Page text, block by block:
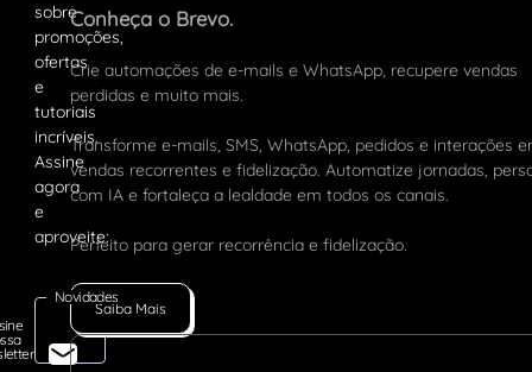
Novidades
Conheça o Brevo.
Crie automações de e-mails e WhatsApp, recupere vendas
perdidas e muito mais.
Transforme e-mails, SMS, WhatsApp, pedidos e interações
vendas recorrentes e fidelização. Automatize jornadas,
com IA e fortaleça a lealdade em todos os canais.
Perfeito para gerar recorrência e fidelização.
Saiba Mais